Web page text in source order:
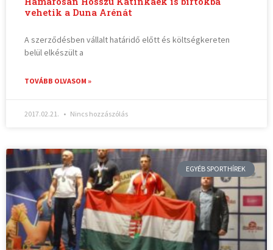
vehetik a Duna Arénát
A szerződésben vállalt határidő előtt és költségkereten
belül elkészült a
TOVÁBB OLVASOM »
2017.02.21. Nincs hozzászólás
EGYÉB SPORTHÍREK